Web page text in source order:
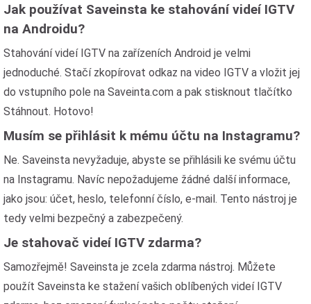
Jak používat Saveinsta ke stahování videí IGTV
na Androidu?
Stahování videí IGTV na zařízeních Android je velmi
jednoduché. Stačí zkopírovat odkaz na video IGTV a vložit jej
do vstupního pole na Saveinta.com a pak stisknout tlačítko
Stáhnout. Hotovo!
Musím se přihlásit k mému účtu na Instagramu?
Ne. Saveinsta nevyžaduje, abyste se přihlásili ke svému účtu
na Instagramu. Navíc nepožadujeme žádné další informace,
jako jsou: účet, heslo, telefonní číslo, e-mail. Tento nástroj je
tedy velmi bezpečný a zabezpečený.
Je stahovač videí IGTV zdarma?
Samozřejmě! Saveinsta je zcela zdarma nástroj. Můžete
použít Saveinsta ke stažení vašich oblíbených videí IGTV